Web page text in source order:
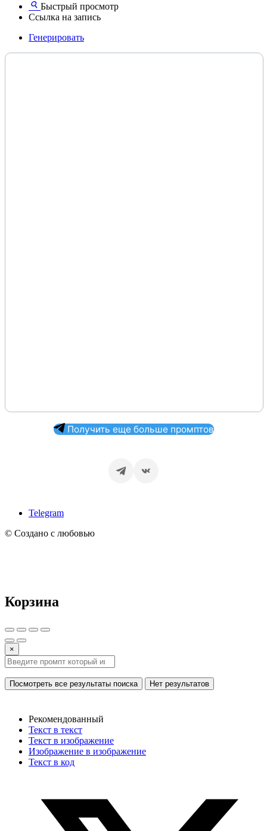
Быстрый просмотр
Ссылка на запись
Генерировать
Получить еще больше промптов
Telegram
© Создано с любовью
Корзина
×
Посмотреть все результаты поиска Нет результатов
Рекомендованный
Текст в текст
Текст в изображение
Изображение в изображение
Текст в код